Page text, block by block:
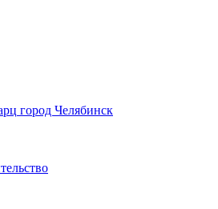
город Челябинск